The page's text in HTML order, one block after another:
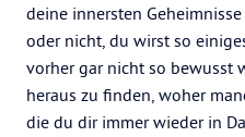
deine innersten
oder nicht, du wirst so
vorher gar nicht so bewusst
heraus zu finden, woher
die du dir immer wieder in